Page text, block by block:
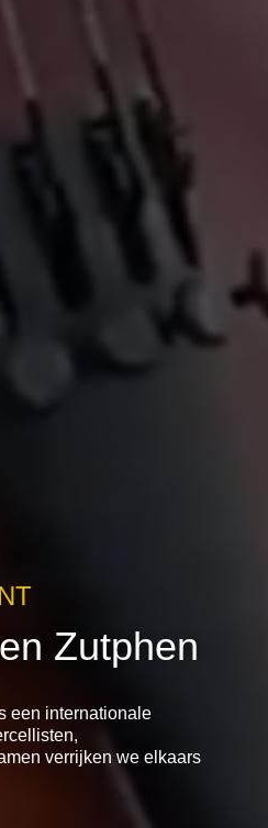
Zutphen
een internationale
verrijken we elkaars